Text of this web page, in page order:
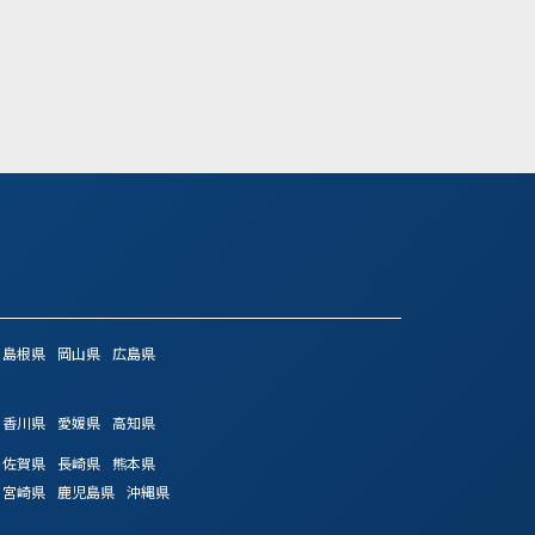
島根県 岡山県
広島県
香川県 愛媛県
高知県
佐賀県 長崎県
熊本県
宮崎県 鹿児島県
沖縄県